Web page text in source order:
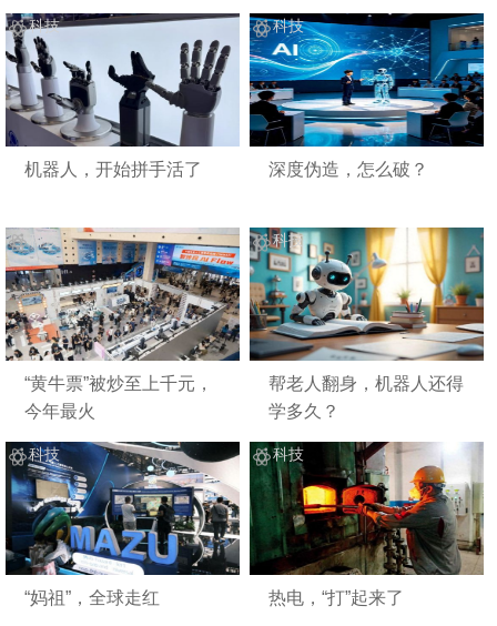
机器人，开始拼手活了
科技
深度伪造，怎么破？
科技
“黄牛票”被炒至上千元，
今年最火
科技
帮老人翻身，机器人还得
学多久？
科技
“妈祖”，全球走红
科技
热电，“打”起来了
科技